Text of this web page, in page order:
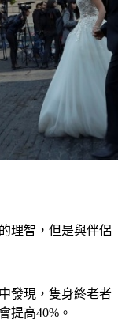
理智，但是與伴侶
發現，隻身終老者
提高40%。